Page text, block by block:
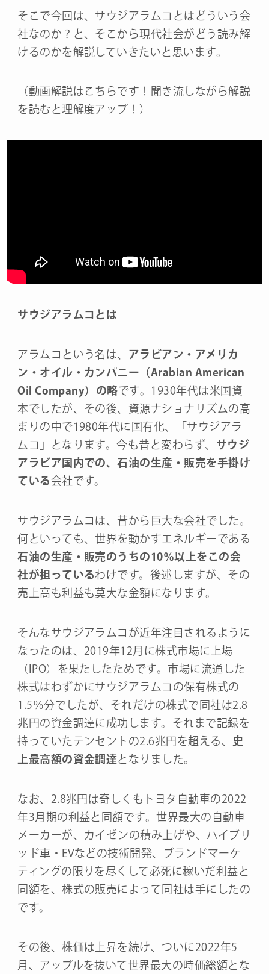
そこで今回は、サウジアラムコとはどういう会
社なのか？と、そこから現代社会がどう読み解
けるのかを解説していきたいと思います。
（動画解説はこちらです！聞き流しながら解説
を読むと理解度アップ！）
サウジアラムコとは
アラムコという名は、 アラビアン・アメリカ
ン・オイル・カンパニー（Arabian American
Oil Company）の略です。1930年代は米国資
本でしたが、その後、資源ナショナリズムの高
まりの中で1980年代に国有化、「サウジアラ
ムコ」となります。今も昔と変わらず、 サウジ
アラビア国内での、石油の生産・販売を手掛け
ている 会社です。
サウジアラムコは、昔から巨大な会社でした。
何といっても、世界を動かすエネルギーである
石油の生産・販売のうちの10％以上をこの会
社が担っているわけです。後述しますが、その
売上高も利益も莫大な金額になります。
そんなサウジアラムコが近年注目されるように
なったのは、2019年12月に株式市場に上場
（IPO）を果たしたためです。市場に流通した
株式はわずかにサウジアラムコの保有株式の
1.5％分でしたが、それだけの株式で同社は2.8
兆円の資金調達に成功します。それまで記録を
持っていたテンセントの2.6兆円を超える、 史
上最高額の資金調達となりました。
なお、2.8兆円は奇しくもトヨタ自動車の2022
年3月期の利益と同額です。世界最大の自動車
メーカーが、カイゼンの積み上げや、ハイブリ
ッド車・EVなどの技術開発、ブランドマーケ
ティングの限りを尽くして必死に稼いだ利益と
同額を、株式の販売によって同社は手にしたの
です。
その後、株価は上昇を続け、ついに2022年5
月、アップルを抜いて世界最大の時価総額とな